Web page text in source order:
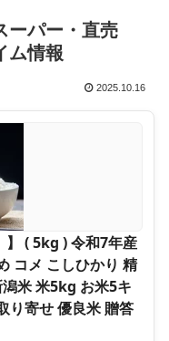
ーパー・直売
ム情報
2025.10.16
】 ( 5kg ) 令和7年産
コメ こしひかり 精
米 米5kg お米5キ
り寄せ 優良米 贈答